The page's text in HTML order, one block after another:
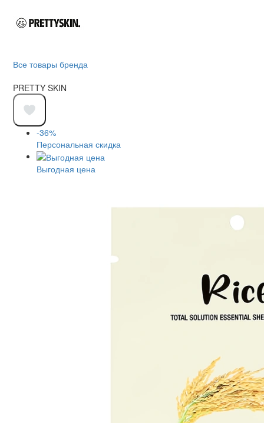
Все товары бренда
PRETTY SKIN
-36%
Персональная скидка
Выгодная цена